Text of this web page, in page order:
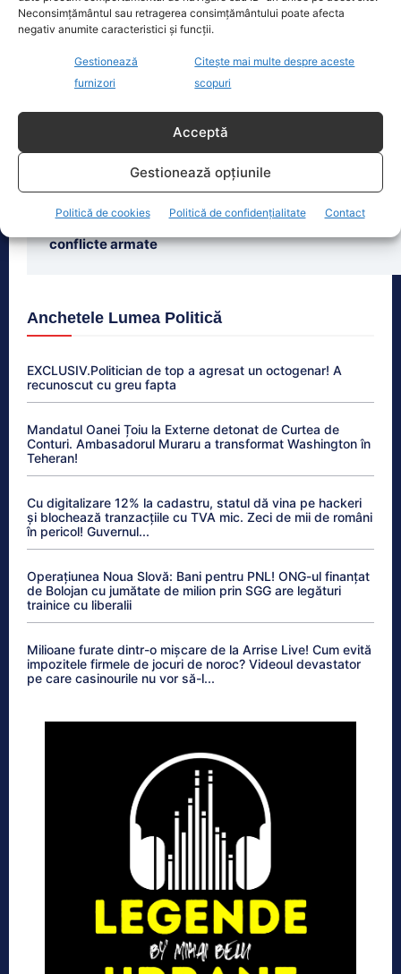
Neconsimțământul sau retragerea consimțământului poate afecta
negativ anumite caracteristici și funcții.
Gestionează
furnizori
Citește mai multe despre aceste
scopuri
Acceptă
Gestionează opțiunile
Politică de cookies Politică de confidențialitate Contact
Putin schimbă clasa politică din Rusia: peste 100 de
dovezi
Comunicatul Transelectrica despre riscul unei avarii
majore. Sistemul funcționează sub presiune din
cauza secetei.
Guvernul României pregătește un plan de risc
conflicte armate
Anchetele Lumea Politică
EXCLUSIV.Politician de top a agresat un octogenar! A
recunoscut cu greu fapta
Mandatul Oanei Țoiu la Externe detonat de Curtea de
Conturi. Ambasadorul Muraru a transformat Washington în
Teheran!
Cu digitalizare 12% la cadastru, statul dă vina pe hackeri
și blochează tranzacțiile cu TVA mic. Zeci de mii de români
în pericol! Guvernul...
Operațiunea Noua Slovă: Bani pentru PNL! ONG-ul finanțat
de Bolojan cu jumătate de milion prin SGG are legături
trainice cu liberalii
Milioane furate dintr-o mișcare de la Arrise Live! Cum evită
impozitele firmele de jocuri de noroc? Videoul devastator
pe care casinourile nu vor să-l...